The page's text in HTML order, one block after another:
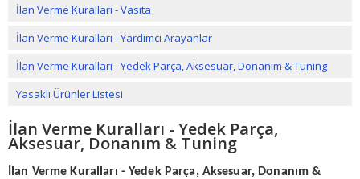
İlan Verme Kuralları - Vasıta
İlan Verme Kuralları - Yardımcı Arayanlar
İlan Verme Kuralları - Yedek Parça, Aksesuar, Donanım & Tuning
Yasaklı Ürünler Listesi
İlan Verme Kuralları - Yedek Parça,
Aksesuar, Donanım & Tuning
İlan Verme Kuralları - Yedek Parça, Aksesuar, Donanım &